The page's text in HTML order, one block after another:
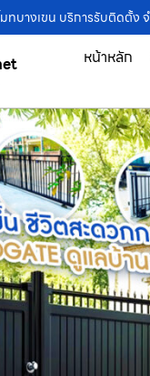
มทบางเขน บริการรับติดตั้ง
หน้าหลัก